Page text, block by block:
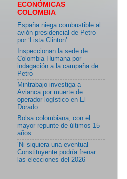
ECONÓMICAS
COLOMBIA
España niega combustible al
avión presidencial de Petro
por ‘Lista Clinton’
Inspeccionan la sede de
Colombia Humana por
indagación a la campaña de
Petro
Mintrabajo investiga a
Avianca por muerte de
operador logístico en El
Dorado
Bolsa colombiana, con el
mayor repunte de últimos 15
años
‘Ni siquiera una eventual
Constituyente podría frenar
las elecciones del 2026’